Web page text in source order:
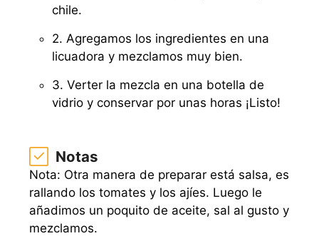
chile.
2. Agregamos los ingredientes en una
licuadora y mezclamos muy bien.
3. Verter la mezcla en una botella de
vidrio y conservar por unas horas ¡Listo!
Notas
Nota: Otra manera de preparar está salsa, es
rallando los tomates y los ajíes. Luego le
añadimos un poquito de aceite, sal al gusto y
mezclamos.